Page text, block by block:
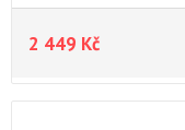
2 449 Kč